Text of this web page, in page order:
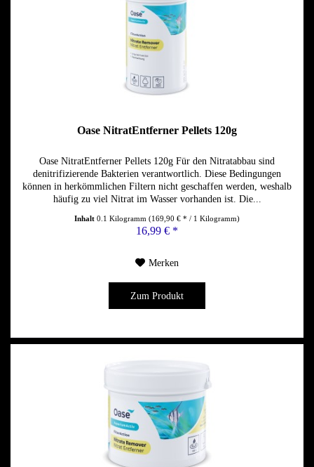
Oase NitratEntferner Pellets 120g
Oase NitratEntferner Pellets 120g Für den Nitratabbau sind
denitrifizierende Bakterien verantwortlich. Diese Bedingungen
können in herkömmlichen Filtern nicht geschaffen werden, weshalb
häufig zu viel Nitrat im Wasser vorhanden ist. Die...
Inhalt0.1 Kilogramm(169,90 € * / 1 Kilogramm)
16,99 € *
Merken
Zum Produkt